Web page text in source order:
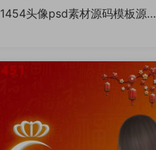
1454头像psd素材源码模板源文